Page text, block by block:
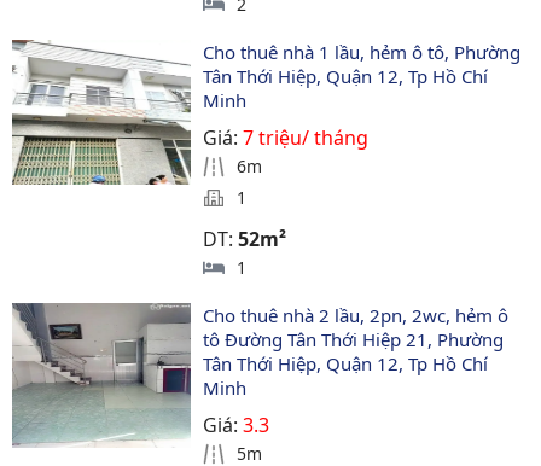
Cho thuê nhà 1 lầu, hẻm ô tô, Phường
Tân Thới Hiệp, Quận 12, Tp Hồ Chí
Minh
Giá:7 triệu/ tháng
6m
1
DT:52m²
1
Cho thuê nhà 2 lầu, 2pn, 2wc, hẻm ô
tô Đường Tân Thới Hiệp 21, Phường
Tân Thới Hiệp, Quận 12, Tp Hồ Chí
Minh
Giá:3.3
5m